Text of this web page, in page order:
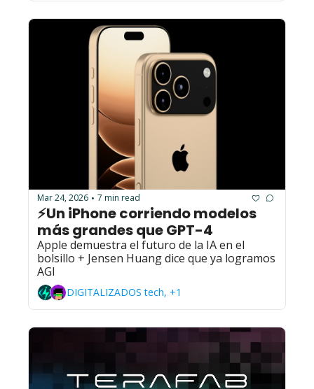
Mar 24, 2026 • 7 min read
⚡Un iPhone corriendo modelos
más grandes que GPT-4
Apple demuestra el futuro de la IA en el
bolsillo + Jensen Huang dice que ya logramos
AGI
DIGITALIZADOS tech, +1